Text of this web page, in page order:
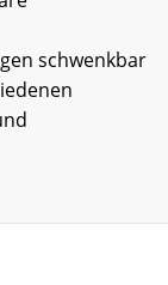
schwenkbar